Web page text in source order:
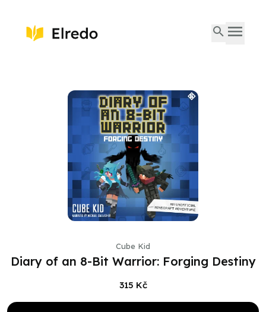
Cube Kid
Diary of an 8-Bit Warrior: Forging Destiny
315 Kč